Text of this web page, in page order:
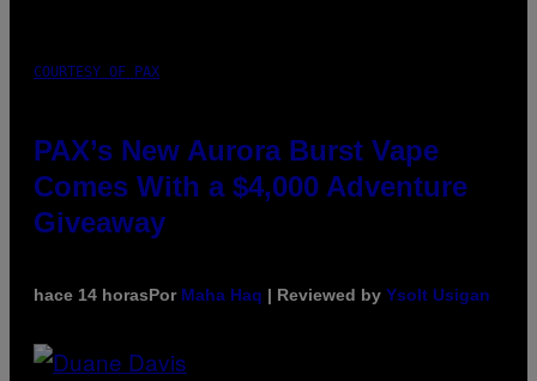
COURTESY OF PAX
PAX’s New Aurora Burst Vape
Comes With a $4,000 Adventure
Giveaway
hace 14 horasPor Maha Haq | Reviewed by Ysolt Usigan